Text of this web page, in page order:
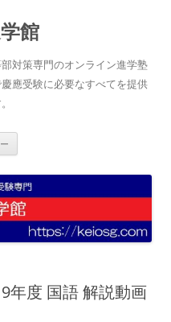
館
対策専門のオンライン進学塾
應受験に必要なすべてを提供
年度 国語 解説動画